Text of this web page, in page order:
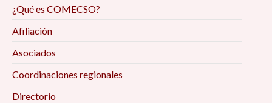
¿Qué es COMECSO?
Afiliación
Asociados
Coordinaciones regionales
Directorio